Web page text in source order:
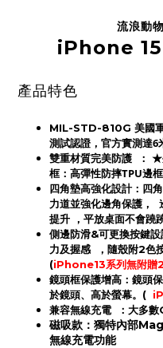
流浪動
iPhone 15
產品特色
MIL-STD-810G 美國
測試認證，官方實測達6
雙重材質完美防護 ： ★
框：高彈性防摔TPU邊框
四角墊高強化設計：四
力道並強化邊角保護，
提升 ，平放桌面不會蹺
側邊防滑&可更換按鍵設
力及握感
，隨殼附2色
(iPhone13系列無附贈
鏡頭框保護增高 ：鏡頭
於鏡頭、高於螢幕。(
兼容無線充電
： 大多數
磁吸款：獨特內部
無線充電功能